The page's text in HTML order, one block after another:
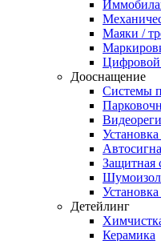
Маяки /
Цифровой
Дооснащение
Системы
Защитная
Детейлинг
Керамика